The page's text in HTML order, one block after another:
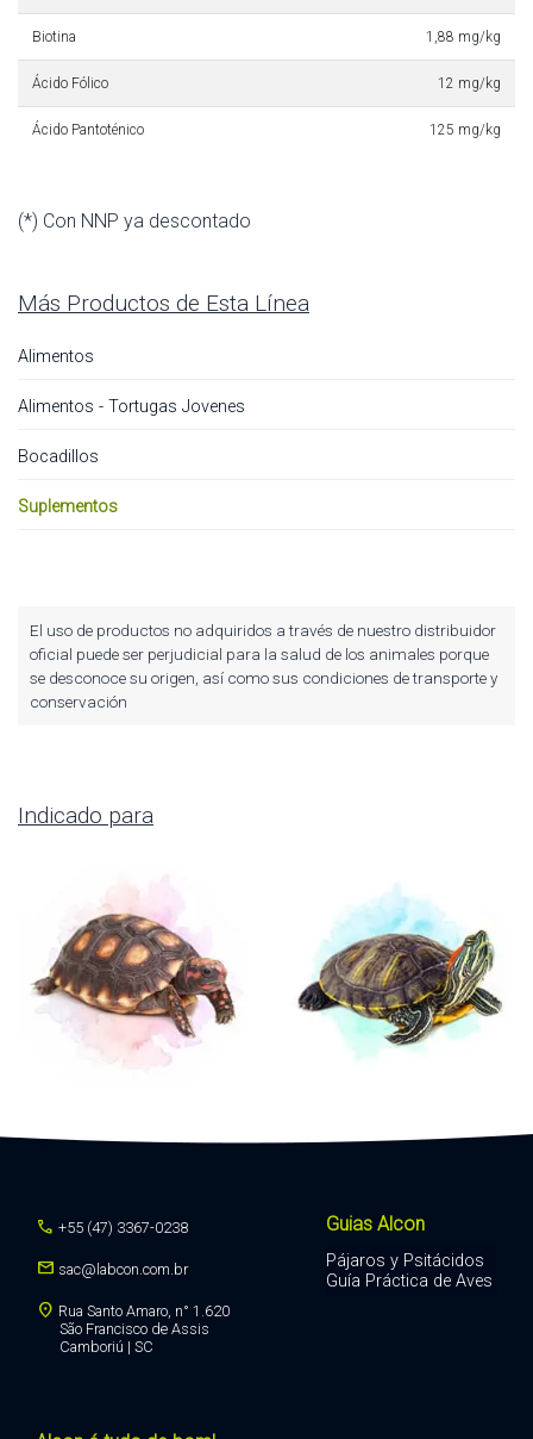
Biotina 1,88 mg/kg
Ácido Fólico 12 mg/kg
Ácido Pantoténico 125 mg/kg
(*) Con NNP ya descontado
Más Productos de Esta Línea
Alimentos
Alimentos - Tortugas Jovenes
Bocadillos
Suplementos
El uso de productos no adquiridos a través de nuestro distribuidor
oficial puede ser perjudicial para la salud de los animales porque
se desconoce su origen, así como sus condiciones de transporte y
conservación
Indicado para
call +55 (47) 3367-0238
mail sac@labcon.com.br
location_on Rua Santo Amaro, n° 1.620
São Francisco de Assis
Camboriú | SC
Guias Alcon
Pájaros y Psitácidos
Guía Práctica de Aves